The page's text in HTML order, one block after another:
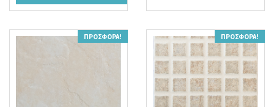
ΠΡΟΣΦΟΡΆ! ΠΡΟΣΦΟΡΆ!